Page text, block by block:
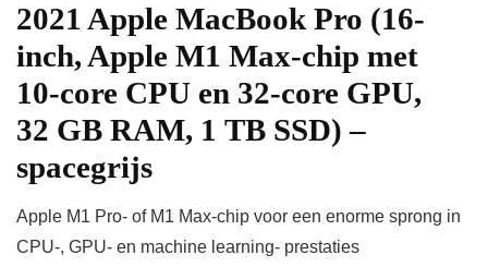
2021 Apple MacBook Pro (16-
inch, Apple M1 Max‑chip met
10‑core CPU en 32‑core GPU,
32 GB RAM, 1 TB SSD) –
spacegrijs
Apple M1 Pro- of M1 Max-chip voor een enorme sprong in
CPU-, GPU- en machine learning- prestaties